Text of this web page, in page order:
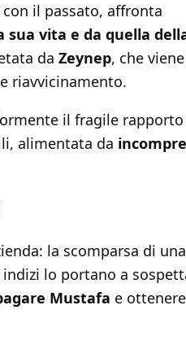
il passato, affronta
sua vita e da quella
da Zeynep, che
riavvicinamento.
il fragile
alimentata da
la scomparsa di una
lo portano a
Mustafa e ottenere